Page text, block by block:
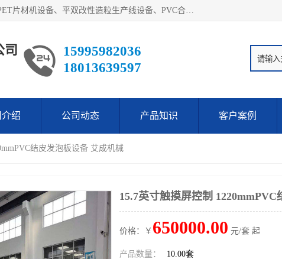
艾斯曼(张家港)技术工程设备有限公司主营业务：一次性可降解餐盒设备、PET片材机设备、平双改性造粒生产线设备、PVC合成树脂瓦设备、PP中空建筑模板设备、PVC管材设备等。成立至今，在国内我们的产品已经销售到全国所有省份，拥有多家客户，在国外产品出口到五十多个国家和地区。
15995982036
18013639597
绍 公司动态 产品知识 客户案例
结皮发泡板设备 艾成机械
15.7英寸触摸屏控制
价格：￥ 650000.00 元/套 起
产品数量： 10.00套